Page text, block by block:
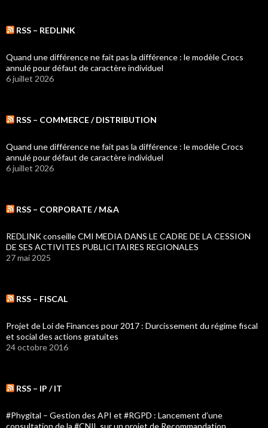
RSS – REDLINK
Quand une différence ne fait pas la différence : le modèle Crocs
annulé pour défaut de caractère individuel
6 juillet 2026
RSS – COMMERCE / DISTRIBUTION
Quand une différence ne fait pas la différence : le modèle Crocs
annulé pour défaut de caractère individuel
6 juillet 2026
RSS – CORPORATE / M&A
REDLINK conseille CMI MEDIA DANS LE CADRE DE LA CESSION
DE SES ACTIVITES PUBLICITAIRES REGIONALES
27 mai 2025
RSS – FISCAL
Projet de Loi de Finances pour 2017 : Durcissement du régime fiscal
et social des actions gratuites
24 octobre 2016
RSS – IP / IT
#Phygital – Gestion des API et #RGPD : Lancement d’une
consultation de la #CNIL sur un projet de Recommandation